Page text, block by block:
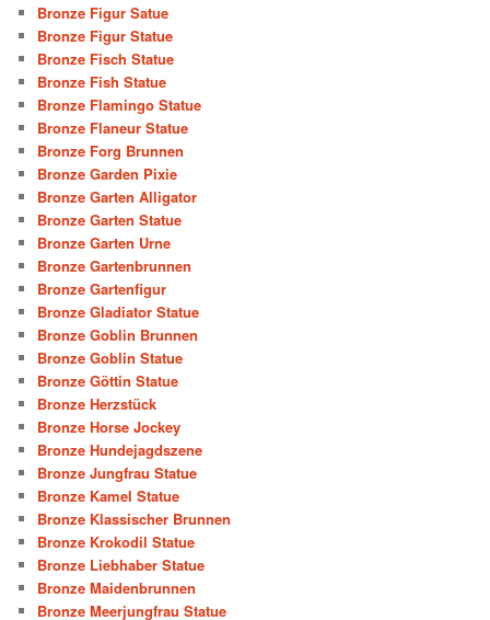
Bronze Figur Satue
Bronze Figur Statue
Bronze Fisch Statue
Bronze Fish Statue
Bronze Flamingo Statue
Bronze Flaneur Statue
Bronze Forg Brunnen
Bronze Garden Pixie
Bronze Garten Alligator
Bronze Garten Statue
Bronze Garten Urne
Bronze Gartenbrunnen
Bronze Gartenfigur
Bronze Gladiator Statue
Bronze Goblin Brunnen
Bronze Goblin Statue
Bronze Göttin Statue
Bronze Herzstück
Bronze Horse Jockey
Bronze Hundejagdszene
Bronze Jungfrau Statue
Bronze Kamel Statue
Bronze Klassischer Brunnen
Bronze Krokodil Statue
Bronze Liebhaber Statue
Bronze Maidenbrunnen
Bronze Meerjungfrau Statue